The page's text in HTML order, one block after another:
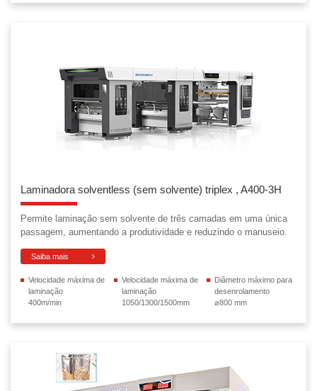
Laminadora solventless (sem solvente) triplex , A400-3H
Permite laminação sem solvente de três camadas em uma única
passagem, aumentando a produtividade e reduzindo o manuseio.
Saiba mais
Velocidade máxima de
laminação
400m/min
Velocidade máxima de
laminação
1050/1300/1500mm
Diâmetro máximo para
desenrolamento
⌀800 mm